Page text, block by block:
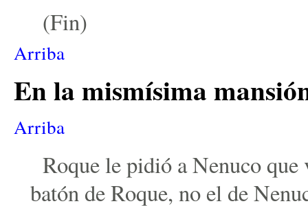
(Fin)
Arriba
En la mismísima
Arriba
Roque le pidió a Nenuco que
batón de Roque, no el de